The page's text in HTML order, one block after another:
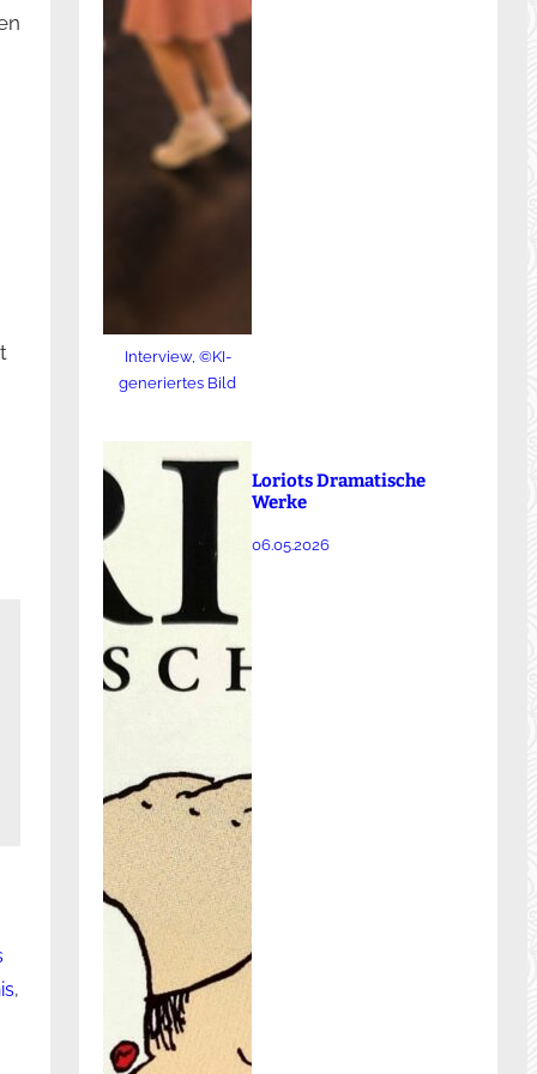
Interview, ©KI-
generiertes Bild
Loriots Dramatische
Werke
06.05.2026